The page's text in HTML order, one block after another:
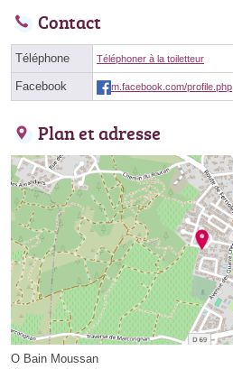
Contact
Téléphone Téléphoner à la toiletteur
Facebook m.facebook.com/profile.php
Plan et adresse
O Bain Moussan